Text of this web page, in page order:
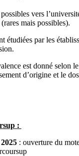
vers
mais possibles).
étudiées par les
est donné selon
d’origine et le
:
: ouverture du